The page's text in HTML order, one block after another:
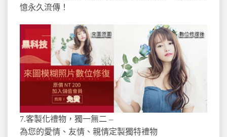
憶永久流傳！
7.客製化禮物，獨一無二 –
為您的愛情、友情、親情定製獨特禮物